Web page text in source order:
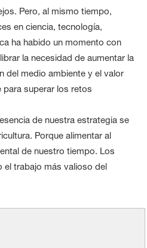
Pero, al mismo tiempo,
en ciencia, tecnología,
ha habido un momento con
la necesidad de aumentar la
del medio ambiente y el valor
para superar los retos
de nuestra estrategia se
Porque alimentar al
de nuestro tiempo. Los
el trabajo más valioso del